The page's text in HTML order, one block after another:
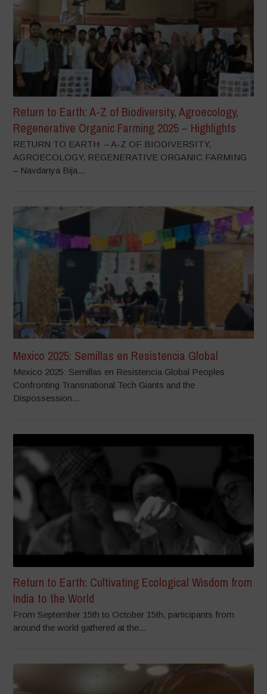
Return to Earth: A-Z of Biodiversity, Agroecology,
Regenerative Organic Farming 2025 – Highlights
RETURN TO EARTH – A-Z OF BIODIVERSITY,
AGROECOLOGY, REGENERATIVE ORGANIC FARMING
– Navdanya Bija...
Mexico 2025: Semillas en Resistencia Global
Mexico 2025: Semillas en Resistencia Global Peoples
Confronting Transnational Tech Giants and the
Dispossession...
Return to Earth: Cultivating Ecological Wisdom from
India to the World
From September 15th to October 15th, participants from
around the world gathered at the...